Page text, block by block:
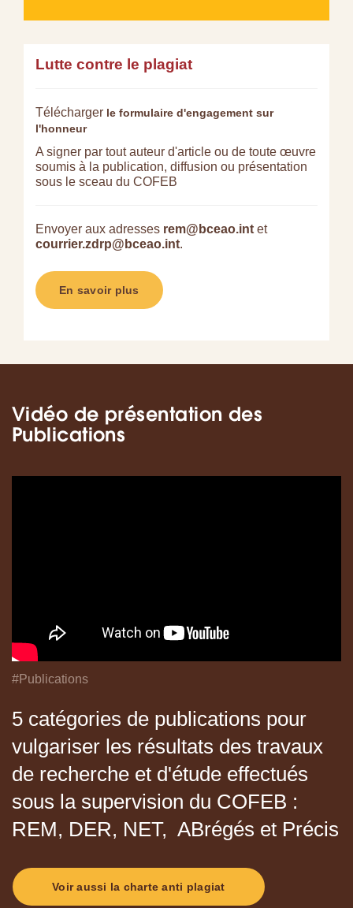
Lutte contre le plagiat
Télécharger le formulaire d'engagement sur
l'honneur
A signer par tout auteur d'article ou de toute œuvre
soumis à la publication, diffusion ou présentation
sous le sceau du COFEB
Envoyer aux adresses rem@bceao.int et
courrier.zdrp@bceao.int.
En savoir plus
Vidéo de présentation des
Publications
#Publications
5 catégories de publications pour
vulgariser les résultats des travaux
de recherche et d'étude effectués
sous la supervision du COFEB :
REM, DER, NET, ABrégés et Précis
Voir aussi la charte anti plagiat